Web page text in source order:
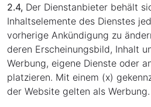
2.4, Der Dienstanbieter behält
Inhaltselemente des Dienstes
vorherige Ankündigung zu
deren Erscheinungsbild, Inhalt
Werbung, eigene Dienste oder
platzieren. Mit einem (x)
der Website gelten als Werbung.